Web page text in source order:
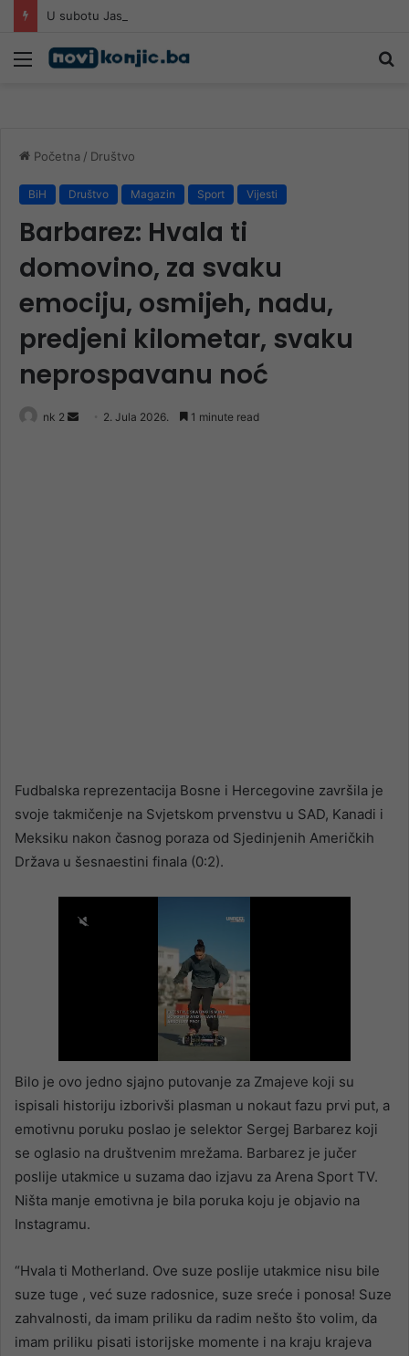
U subotu Jasin i dova na Lijesci
Meni
Početna / Društvo
BiH Društvo Magazin Sport Vijesti
Barbarez: Hvala ti
domovino, za svaku
emociju, osmijeh, nadu,
predjeni kilometar, svaku
neprospavanu noć
nk 2
Send 2. Jula 2026. 1 minute read
Fudbalska reprezentacija Bosne i Hercegovine završila je
svoje takmičenje na Svjetskom prvenstvu u SAD, Kanadi i
Meksiku nakon časnog poraza od Sjedinjenih Američkih
Država u šesnaestini finala (0:2).
Bilo je ovo jedno sjajno putovanje za Zmajeve koji su
ispisali historiju izborivši plasman u nokaut fazu prvi put, a
emotivnu poruku poslao je selektor Sergej Barbarez koji
se oglasio na društvenim mrežama. Barbarez je jučer
poslije utakmice u suzama dao izjavu za Arena Sport TV.
Ništa manje emotivna je bila poruka koju je objavio na
Instagramu.
“Hvala ti Motherland. Ove suze poslije utakmice nisu bile
suze tuge , već suze radosnice, suze sreće i ponosa! Suze
zahvalnosti, da imam priliku da radim nešto što volim, da
imam priliku pisati istorijske momente i na kraju krajeva